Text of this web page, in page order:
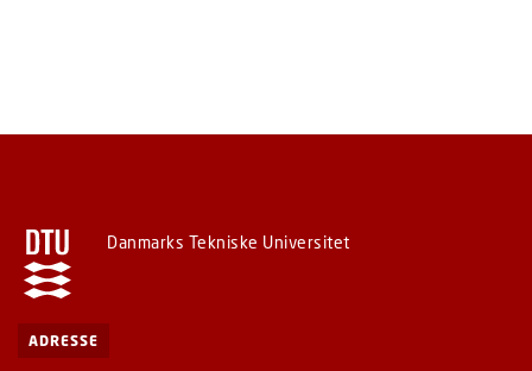
Danmarks Tekniske Universitet
ADRESSE